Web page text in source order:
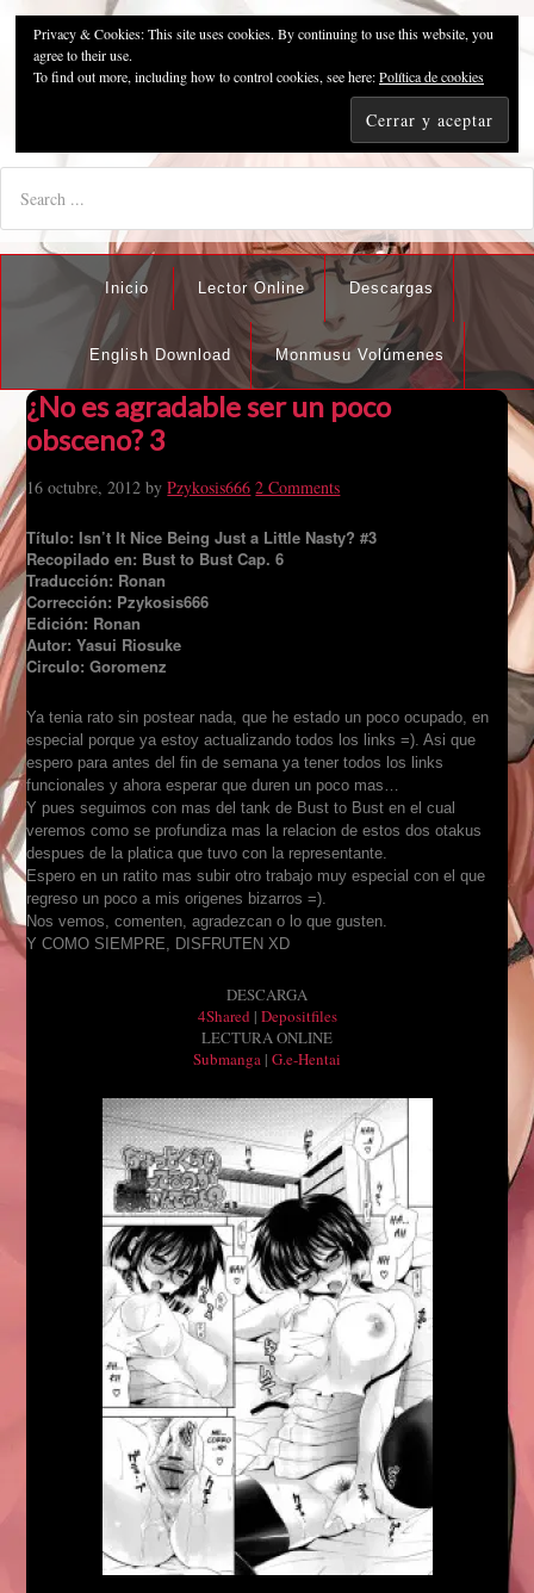
Pzykosis666HFansub
"I'm the best there is at what I do, but what I do best isn't very
Inicio Lector Online Descargas
English Download Monmusu Volúmenes
¿No es agradable ser un poco
obsceno? 3
16 octubre, 2012 byPzykosis666 2 Comments
Título: Isn’t It Nice Being Just a Little Nasty? #3
Recopilado en: Bust to Bust Cap. 6
Traducción: Ronan
Corrección: Pzykosis666
Edición: Ronan
Autor: Yasui Riosuke
Circulo: Goromenz
Ya tenia rato sin postear nada, que he estado un poco ocupado, en
especial porque ya estoy actualizando todos los links =). Asi que
espero para antes del fin de semana ya tener todos los links
funcionales y ahora esperar que duren un poco mas…
Y pues seguimos con mas del tank de Bust to Bust en el cual
veremos como se profundiza mas la relacion de estos dos otakus
despues de la platica que tuvo con la representante.
Espero en un ratito mas subir otro trabajo muy especial con el que
regreso un poco a mis origenes bizarros =).
Nos vemos, comenten, agradezcan o lo que gusten.
Y COMO SIEMPRE, DISFRUTEN XD
DESCARGA
4Shared | Depositfiles
LECTURA ONLINE
Submanga | G.e-Hentai
Privacy & Cookies: This site uses cookies. By continuing to use this website, you
agree to their use.
To find out more, including how to control cookies, see here:Política de cookies